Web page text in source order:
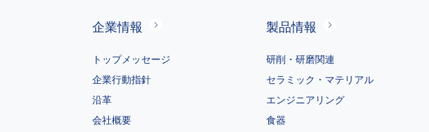
企業情報
トップメッセージ
企業行動指針
沿革
会社概要
製品情報
研削・研磨関連
セラミック・マテリアル
エンジニアリング
食器